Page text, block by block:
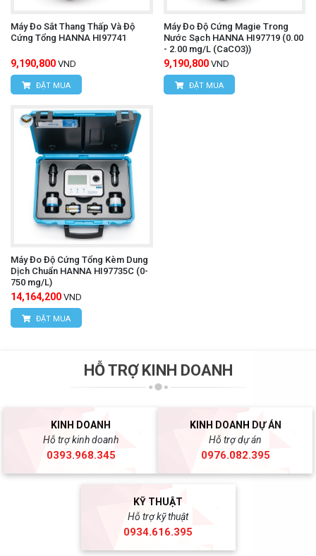
Máy Đo Sắt Thang Thấp Và Độ
Cứng Tổng HANNA HI97741
9,190,800 VND
ĐẶT MUA
Máy Đo Độ Cứng Magie Trong
Nước Sạch HANNA HI97719 (0.00
- 2.00 mg/L (CaCO3))
9,190,800 VND
ĐẶT MUA
Máy Đo Độ Cứng Tổng Kèm Dung
Dịch Chuẩn HANNA HI97735C (0-
750 mg/L)
14,164,200 VND
ĐẶT MUA
HỖ TRỢ KINH DOANH
KINH DOANH
Hỗ trợ kinh doanh
0393.968.345
KINH DOANH DỰ ÁN
Hỗ trợ dự án
0976.082.395
KỸ THUẬT
Hỗ trợ kỹ thuật
0934.616.395